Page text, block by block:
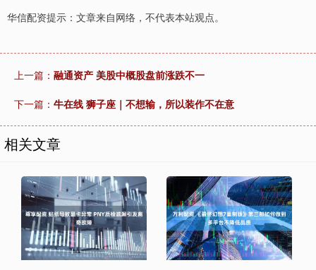
华信配资提示：文章来自网络，不代表本站观点。
上一篇： 融通资产 美股中概股盘前涨跌不一
下一篇： 牛在线 狮子座｜不想输，所以装作不在意
相关文章